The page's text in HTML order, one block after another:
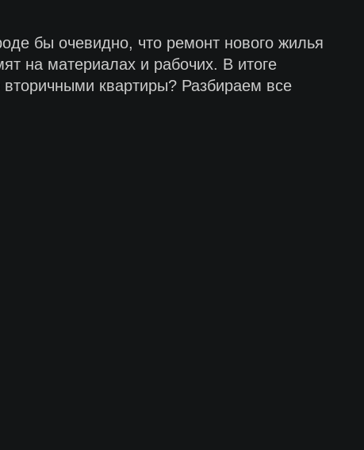
бы очевидно, что ремонт нового жилья
на материалах и рабочих. В итоге
квартиры? Разбираем все